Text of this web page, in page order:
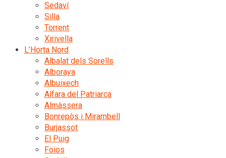
Sedaví
Silla
Torrent
Xirivella
L’Horta Nord
Albalat dels Sorells
Alboraya
Albuixech
Alfara del Patriarca
Almàssera
Bonrepòs i Mirambell
Burjassot
El Puig
Foios